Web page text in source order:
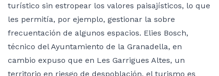
turístico sin estropear los valores paisajísticos, lo que
les permitía, por ejemplo, gestionar la sobre
frecuentación de algunos espacios. Elies Bosch,
técnico del Ayuntamiento de la Granadella, en
cambio expuso que en Les Garrigues Altes, un
territorio en riesgo de despoblación, el turismo es